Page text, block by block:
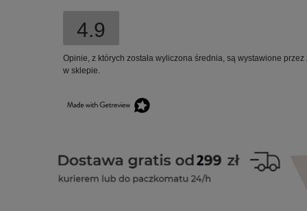
4.9
Opinie, z których została wyliczona średnia, są wystawione
w sklepie.